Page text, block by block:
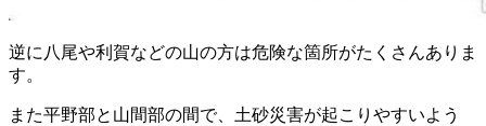
逆に八尾や利賀などの山の方は危険な箇所がたくさんありま
す。
また平野部と山間部の間で、土砂災害が起こりやすいよう